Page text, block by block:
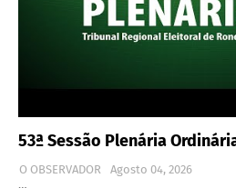
53ª Sessão Plenária
O OBSERVADOR
Agosto 04, 2026
…